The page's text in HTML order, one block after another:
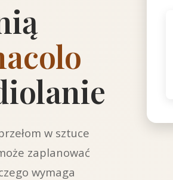
w sztuce
zaplanować
wymaga